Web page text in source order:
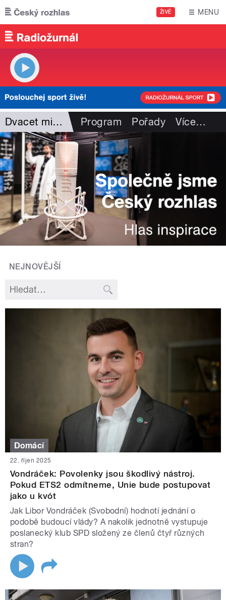
Přejít k hlavnímu obsahu
ŽIVĚ MENU
Dvacet minut Radiožurnálu Program Pořady Více…
NEJNOVĚJŠÍ
Domácí
22. říjen 2025
Vondráček: Povolenky jsou škodlivý nástroj.
Pokud ETS2 odmítneme, Unie bude postupovat
jako u kvót
Jak Libor Vondráček (Svobodní) hodnotí jednání o
podobě budoucí vlády? A nakolik jednotně vystupuje
poslanecký klub SPD složený ze členů čtyř různých
stran?